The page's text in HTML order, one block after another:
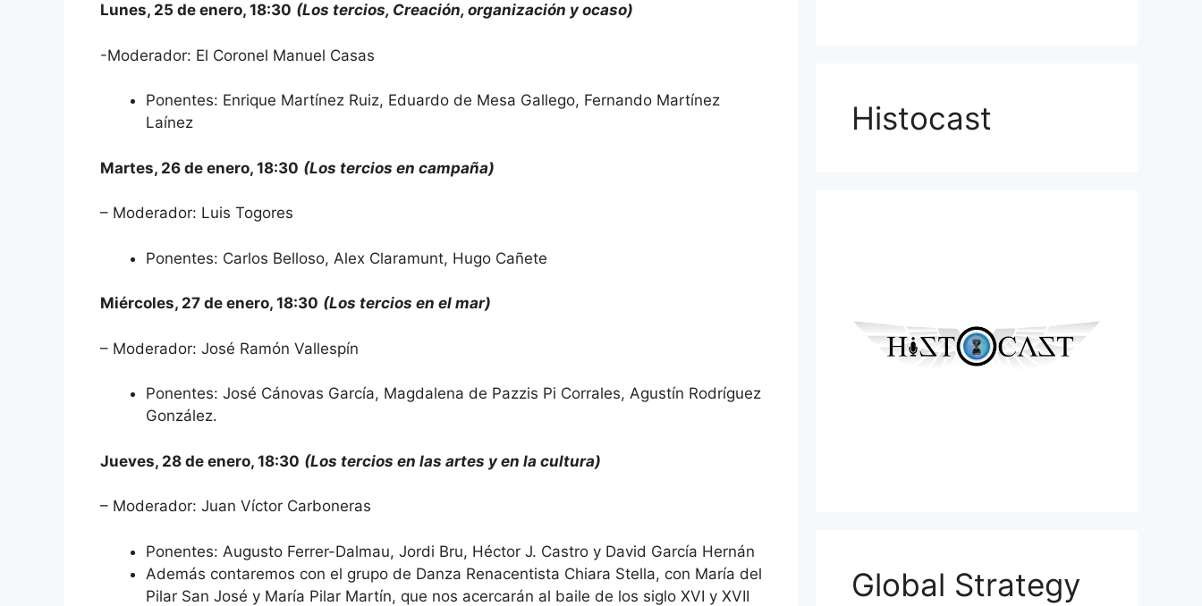
Lunes, 25 de enero, 18:30 (Los tercios, Creación, organización y ocaso)
-Moderador: El Coronel Manuel Casas
Ponentes: Enrique Martínez Ruiz, Eduardo de Mesa Gallego, Fernando Martínez
Laínez
Martes, 26 de enero, 18:30 (Los tercios en campaña)
– Moderador: Luis Togores
Ponentes: Carlos Belloso, Alex Claramunt, Hugo Cañete
Miércoles, 27 de enero, 18:30 (Los tercios en el mar)
– Moderador: José Ramón Vallespín
Ponentes: José Cánovas García, Magdalena de Pazzis Pi Corrales, Agustín Rodríguez
González.
Jueves, 28 de enero, 18:30 (Los tercios en las artes y en la cultura)
– Moderador: Juan Víctor Carboneras
Ponentes: Augusto Ferrer-Dalmau, Jordi Bru, Héctor J. Castro y David García Hernán
Además contaremos con el grupo de Danza Renacentista Chiara Stella, con María del
Pilar San José y María Pilar Martín, que nos acercarán al baile de los siglo XVI y XVII
Histocast
Global Strategy